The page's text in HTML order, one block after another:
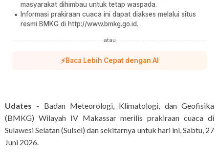
masyarakat dihimbau untuk tetap waspada.
Informasi prakiraan cuaca ini dapat diakses melalui situs
resmi BMKG di http://www.bmkg.go.id.
atau
⚡Baca Lebih Cepat dengan AI
Udates - Badan Meteorologi, Klimatologi, dan Geofisika
(BMKG) Wilayah IV Makassar merilis prakiraan cuaca di
Sulawesi Selatan (Sulsel) dan sekitarnya untuk hari ini, Sabtu, 27
Juni 2026.